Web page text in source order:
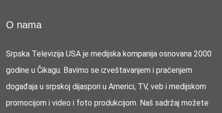
O nama
Srpska Televizija USA je medijska kompanija osnovana 2000
godine u Čikagu. Bavimo se izveštavanjem i praćenjem
događaja u srpskoj dijaspori u Americi, TV, veb i medijskom
promocijom i video i foto produkcijom. Naš sadržaj možete